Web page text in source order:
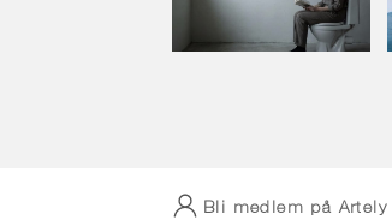
Bli medlem på Artely